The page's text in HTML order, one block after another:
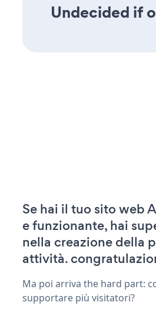
Undecided if
Se hai il tuo sito web
e funzionante, hai
nella creazione della
attività.
Ma poi arriva the hard part:
supportare più visitatori?